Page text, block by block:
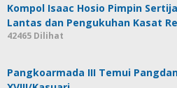
Kompol Isaac Hosio Pimpin
Lantas dan Pengukuhan Kasat
42465 Dilihat
Pangkoarmada III Temui